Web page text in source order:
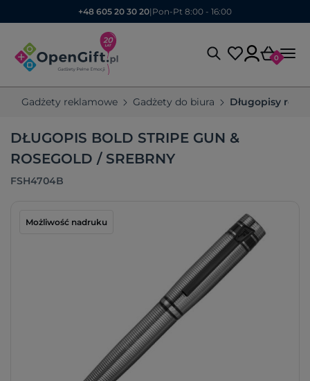
+48 605 20 30 20| Pon-Pt 8:00 - 16:00
0
Gadżety reklamowe Gadżety do biura Długopisy
DŁUGOPIS BOLD STRIPE GUN &
ROSEGOLD / SREBRNY
FSH4704B
Możliwość nadruku